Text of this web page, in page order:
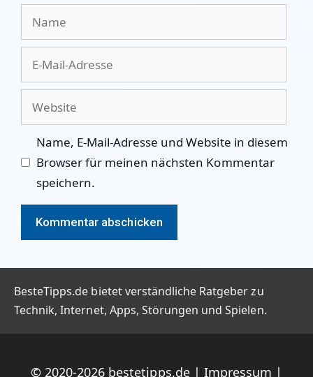
Name, E-Mail-Adresse und Website in diesem
Browser für meinen nächsten Kommentar
speichern.
BesteTipps.de bietet verständliche Ratgeber zu
Technik, Internet, Apps, Störungen und Spielen.
© 2020-2026 bestetipps.de| Impressum |